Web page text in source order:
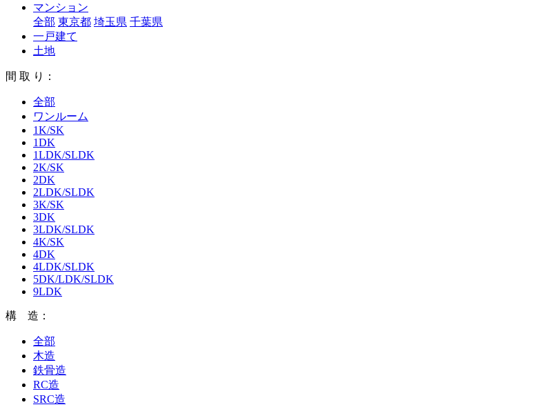
マンション
全部 東京都 埼玉県 千葉県
一戸建て
土地
間 取 り：
全部
ワンルーム
1K/SK
1DK
1LDK/SLDK
2K/SK
2DK
2LDK/SLDK
3K/SK
3DK
3LDK/SLDK
4K/SK
4DK
4LDK/SLDK
5DK/LDK/SLDK
9LDK
構 造：
全部
木造
鉄骨造
RC造
SRC造